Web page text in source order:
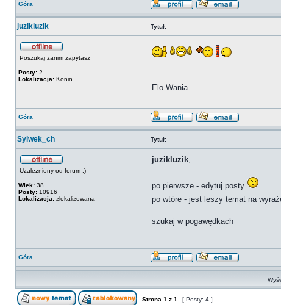
Góra
juzikluzik Tytuł:
Poszukaj zanim zapytasz
Posty: 2
Lokalizacja: Konin
Elo Wania
Góra
Sylwek_ch Tytuł:
Uzależniony od forum :)
Wiek: 38
Posty: 10916
Lokalizacja: zlokalizowana
juzikluzik,
po pierwsze - edytuj posty
po wtóre - jest leszy temat na
szukaj w pogawędkach
Góra
Strona 1 z 1 [ Posty: 4 ]